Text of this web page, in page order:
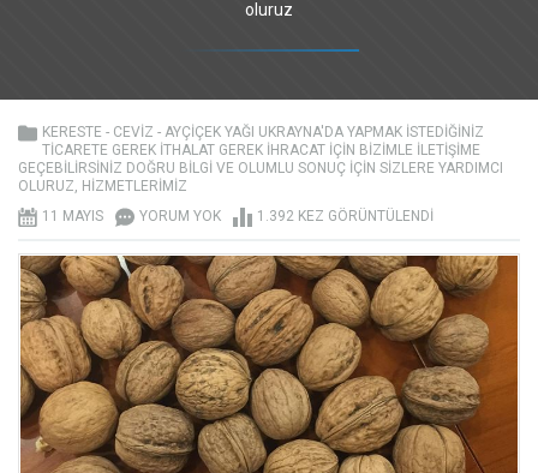
oluruz
KERESTE - CEVIZ - AYÇIÇEK YAĞI UKRAYNA'DA YAPMAK ISTEDIĞINIZ
TICARETE GEREK ITHALAT GEREK IHRACAT IÇIN BIZIMLE ILETIŞIME
GEÇEBILIRSINIZ DOĞRU BILGI VE OLUMLU SONUÇ IÇIN SIZLERE YARDIMCI
OLURUZ, HIZMETLERIMIZ
11 MAYIS
YORUM YOK 1.392 KEZ GÖRÜNTÜLENDI